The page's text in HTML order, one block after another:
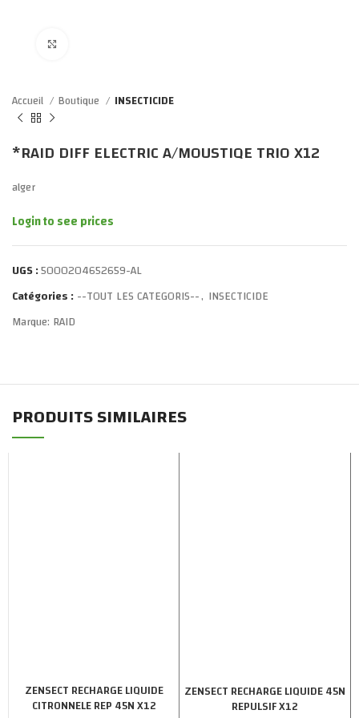
Accueil Boutique INSECTICIDE
*RAID DIFF ELECTRIC A/MOUSTIQE TRIO X12
alger
Login to see prices
UGS :5000204652659-AL
Catégories :--TOUT LES CATEGORIS--, INSECTICIDE
Marque: RAID
PRODUITS SIMILAIRES
ZENSECT RECHARGE LIQUIDE
CITRONNELE REP 45N X12
ZENSECT RECHARGE LIQUIDE 45N
REPULSIF X12